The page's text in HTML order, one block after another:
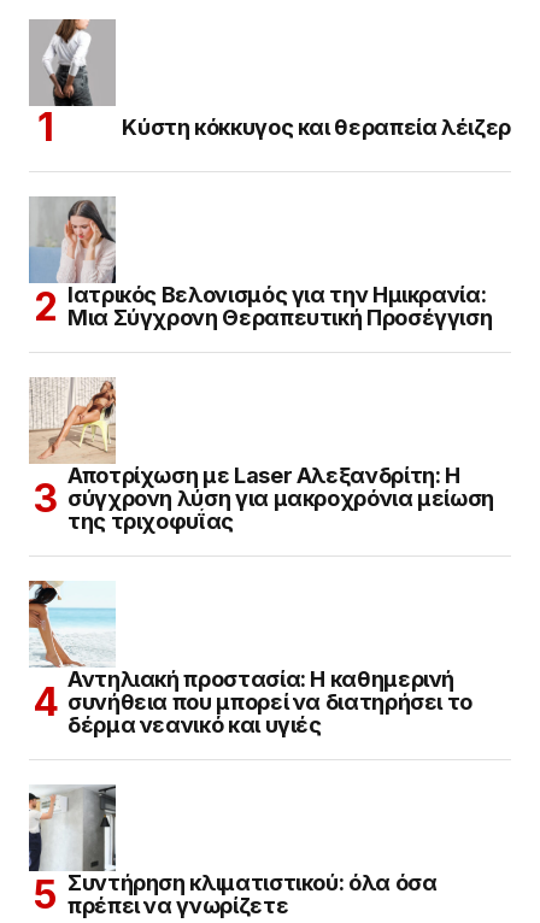
Κύστη κόκκυγος και θεραπεία λέιζερ
Ιατρικός Βελονισμός για την Ημικρανία:
Μια Σύγχρονη Θεραπευτική Προσέγγιση
Αποτρίχωση με Laser Αλεξανδρίτη: Η
σύγχρονη λύση για μακροχρόνια μείωση
της τριχοφυΐας
Αντηλιακή προστασία: Η καθημερινή
συνήθεια που μπορεί να διατηρήσει το
δέρμα νεανικό και υγιές
Συντήρηση κλιματιστικού: όλα όσα
πρέπει να γνωρίζετε